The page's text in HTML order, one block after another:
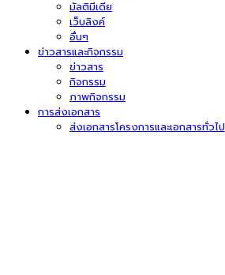
มัลติมีเดีย
เว็บลิงค์
อื่นๆ
ข่าวสารและกิจกรรม
ข่าวสาร
กิจกรรม
ภาพกิจกรรม
การส่งเอกสาร
ส่งเอกสารโครงการและเอกสารทั่วไป